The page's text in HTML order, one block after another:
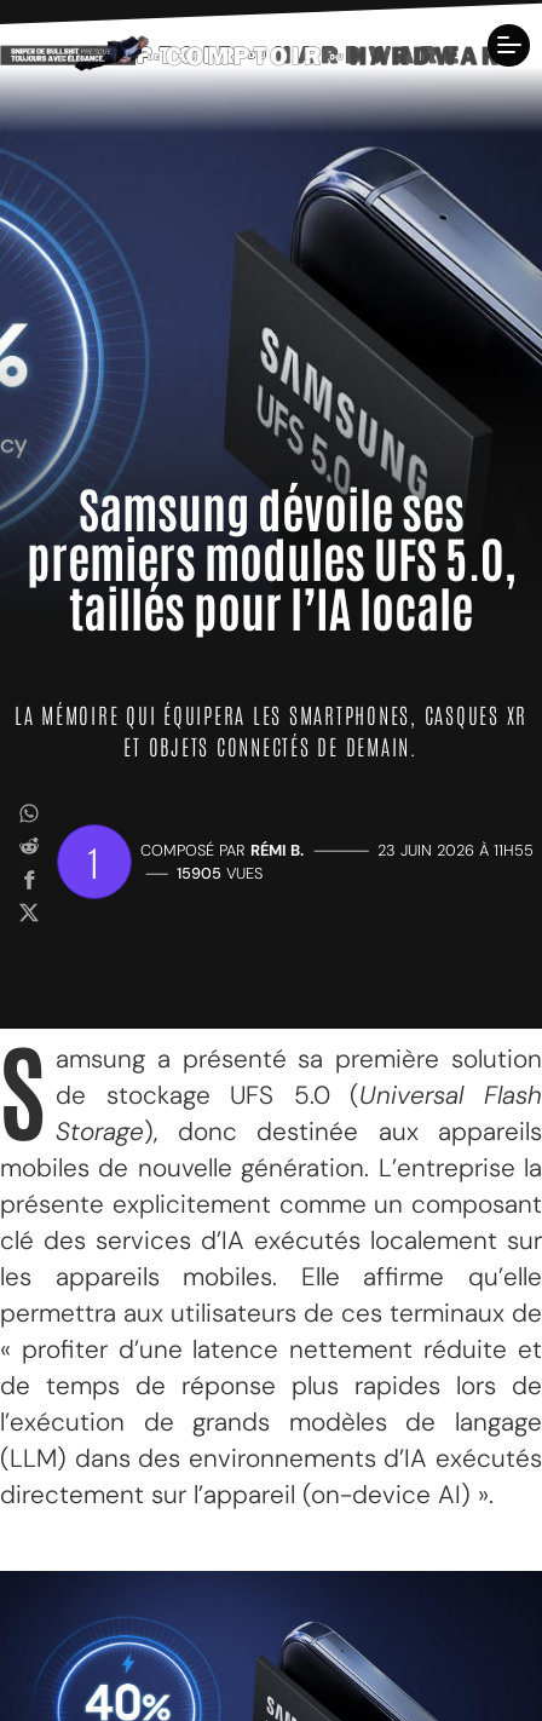
Samsung dévoile ses
premiers modules UFS 5.0,
taillés pour l’IA locale
LA MÉMOIRE QUI ÉQUIPERA LES SMARTPHONES, CASQUES XR
ET OBJETS CONNECTÉS DE DEMAIN.
1 COMPOSÉ PAR RÉMI B. ————— 23 JUIN 2026 À 11H55
—— 15905 VUES
S amsung a présenté sa première solution
de stockage UFS 5.0 (Universal Flash
Storage), donc destinée aux appareils
mobiles de nouvelle génération. L’entreprise la
présente explicitement comme un composant
clé des services d’IA exécutés localement sur
les appareils mobiles. Elle affirme qu’elle
permettra aux utilisateurs de ces terminaux de
« profiter d’une latence nettement réduite et
de temps de réponse plus rapides lors de
l’exécution de grands modèles de langage
(LLM) dans des environnements d’IA exécutés
directement sur l’appareil (on-device AI) ».